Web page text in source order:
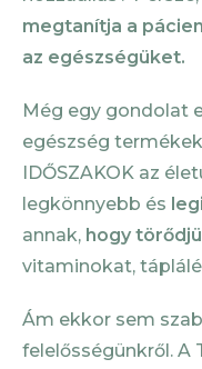
megtanítja a
az egészségüket.
Még egy gondolat
egészség
IDŐSZAKOK az
legkönnyebb és
annak, hogy
vitaminokat,
Ám ekkor sem
felelősségünkről. A